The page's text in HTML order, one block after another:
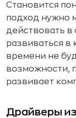
Становится
подход нужно
действовать в
развиваться в
времени не
возможности,
развивает
Драйверы